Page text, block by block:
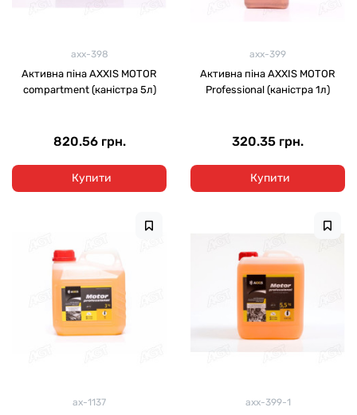
axx-398
Активна піна AXXIS MOTOR
compartment (каністра 5л)
820.56 грн.
Купити
axx-399
Активна піна AXXIS MOTOR
Professional (каністра 1л)
320.35 грн.
Купити
ax-1137 axx-399-1